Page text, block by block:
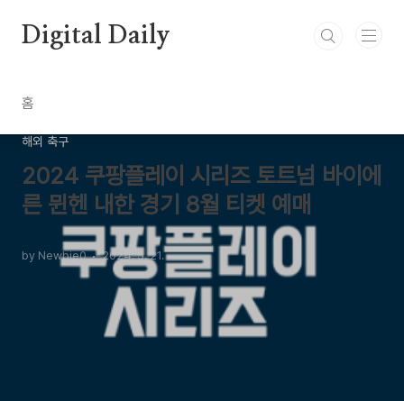
Digital Daily
홈
해외 축구
2024 쿠팡플레이 시리즈 토트넘 바이에
른 뮌헨 내한 경기 8월 티켓 예매
by Newbie0 2024. 5. 21.